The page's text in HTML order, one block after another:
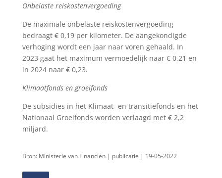
Onbelaste reiskostenvergoeding
De maximale onbelaste reiskostenvergoeding
bedraagt € 0,19 per kilometer. De aangekondigde
verhoging wordt een jaar naar voren gehaald. In
2023 gaat het maximum vermoedelijk naar € 0,21 en
in 2024 naar € 0,23.
Klimaatfonds en groeifonds
De subsidies in het Klimaat- en transitiefonds en het
Nationaal Groeifonds worden verlaagd met € 2,2
miljard.
Bron: Ministerie van Financiën | publicatie | 19-05-2022